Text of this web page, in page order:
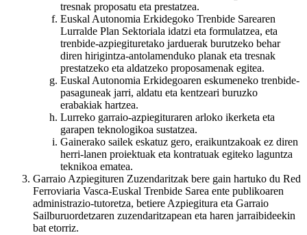
tresnak proposatu eta prestatzea.
Euskal Autonomia Erkidegoko Trenbide Sarearen
Lurralde Plan Sektoriala idatzi eta formulatzea, eta
trenbide-azpiegituretako jarduerak burutzeko behar
diren hirigintza-antolamenduko planak eta tresnak
prestatzeko eta aldatzeko proposamenak egitea.
Euskal Autonomia Erkidegoaren eskumeneko trenbide-
pasaguneak jarri, aldatu eta kentzeari buruzko
erabakiak hartzea.
Lurreko garraio-azpiegituraren arloko ikerketa eta
garapen teknologikoa sustatzea.
Gainerako sailek eskatuz gero, eraikuntzakoak ez diren
herri-lanen proiektuak eta kontratuak egiteko laguntza
teknikoa ematea.
Garraio Azpiegituren Zuzendaritzak bere gain hartuko du Red
Ferroviaria Vasca-Euskal Trenbide Sarea ente publikoaren
administrazio-tutoretza, betiere Azpiegitura eta Garraio
Sailburuordetzaren zuzendaritzapean eta haren jarraibideekin
bat etorriz.